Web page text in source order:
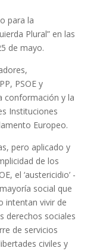
para la
Plural” en las
de mayo.
PSOE y
conformación y la
Instituciones
Europeo.
pero aplicado y
de los
el ‘austericidio’ -
social que
intentan vivir de
derechos sociales
de servicios
civiles y